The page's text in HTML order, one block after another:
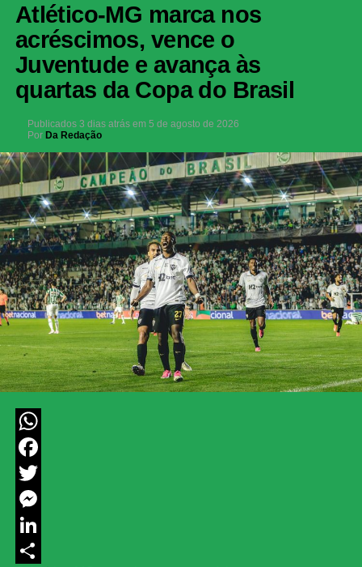
Atlético-MG marca nos
acréscimos, vence o
Juventude e avança às
quartas da Copa do Brasil
Publicados 3 dias atrás em 5 de agosto de 2026
Por Da Redação
WhatsApp
Facebook
Twitter
Messenger
LinkedIn